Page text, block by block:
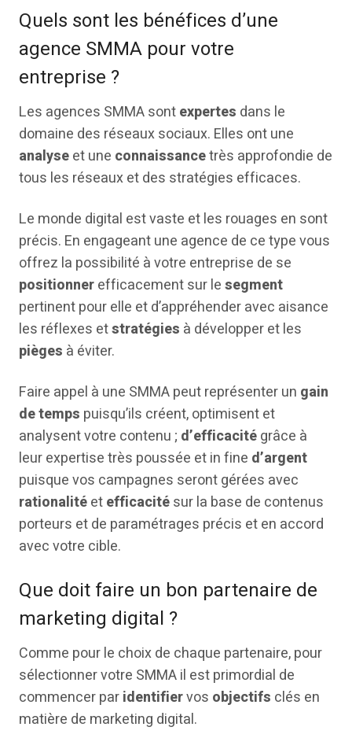
Quels sont les bénéfices d’une
agence SMMA pour votre
entreprise ?
Les agences SMMA sontexpertes dans le
domaine des réseaux sociaux. Elles ont une
analyseet une connaissancetrès approfondie de
tous les réseaux et des stratégies efficaces.
Le monde digital est vaste et les rouages en sont
précis. En engageant une agence de ce type vous
offrez la possibilité à votre entreprise de se
positionnerefficacement sur lesegment
pertinent pour elle et d’appréhender avec aisance
les réflexes etstratégies à développer et les
pièges à éviter.
Faire appel à une SMMA peut représenter un gain
de temps puisqu’ils créent, optimisent et
analysent votre contenu ; d’efficacitégrâce à
leur expertise très poussée et in fine d’argent
puisque vos campagnes seront gérées avec
rationalitéetefficacitésur la base de contenus
porteurs et de paramétrages précis et en accord
avec votre cible.
Que doit faire un bon partenaire de
marketing digital ?
Comme pour le choix de chaque partenaire, pour
sélectionner votre SMMA il est primordial de
commencer paridentifiervos objectifs clés en
matière de marketing digital.